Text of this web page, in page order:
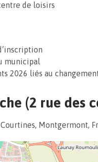
de loisirs
municipal
2026 liés au
(2 rue des
Montgermont,